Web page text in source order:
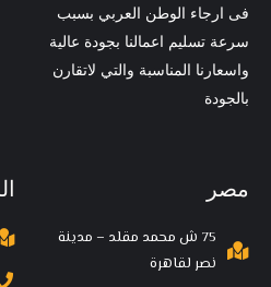
فى ارجاء الوطن العربي بسبب
سرعة تسليم اعمالنا بجودة عالية
واسعارنا المناسبة والتي لاتقارن
بالجودة
مصر
75 ش محمد مقلد – مدينة
نصر لقاهرة